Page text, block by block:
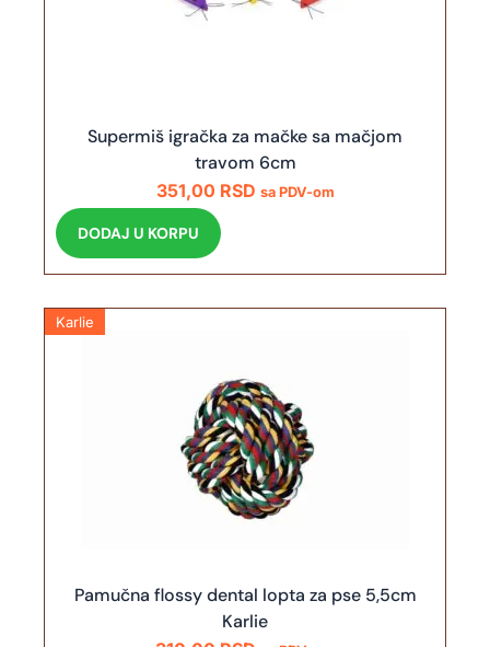
Supermiš igračka za mačke sa mačjom
travom 6cm
351,00 RSD sa PDV-om
DODAJ U KORPU
Karlie
Pamučna flossy dental lopta za pse 5,5cm
Karlie